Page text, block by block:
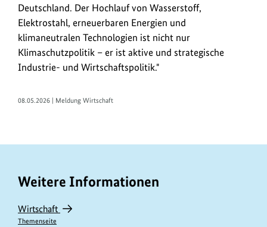
Deutschland. Der Hochlauf von Wasserstoff,
Elektrostahl, erneuerbaren Energien und
klimaneutralen Technologien ist nicht nur
Klimaschutzpolitik – er ist aktive und strategische
Industrie- und Wirtschaftspolitik."
08.05.2026 | Meldung Wirtschaft
Weitere Informationen
Wirtschaft
Themenseite